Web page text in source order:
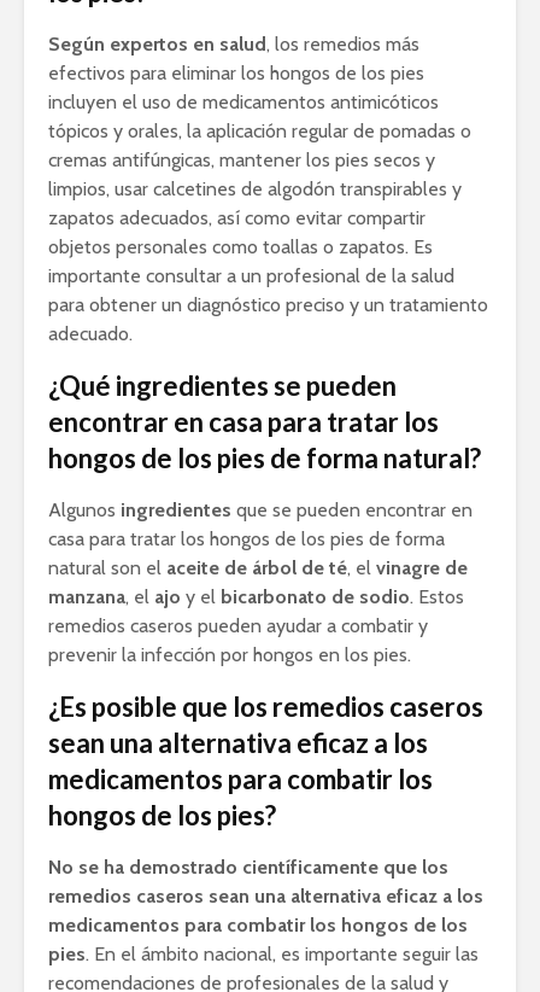
Según expertos en salud, los remedios más
efectivos para eliminar los hongos de los pies
incluyen el uso de medicamentos antimicóticos
tópicos y orales, la aplicación regular de pomadas o
cremas antifúngicas, mantener los pies secos y
limpios, usar calcetines de algodón transpirables y
zapatos adecuados, así como evitar compartir
objetos personales como toallas o zapatos. Es
importante consultar a un profesional de la salud
para obtener un diagnóstico preciso y un tratamiento
adecuado.
¿Qué ingredientes se pueden
encontrar en casa para tratar los
hongos de los pies de forma natural?
Algunos ingredientes que se pueden encontrar en
casa para tratar los hongos de los pies de forma
natural son el aceite de árbol de té, el vinagre de
manzana, el ajo y el bicarbonato de sodio. Estos
remedios caseros pueden ayudar a combatir y
prevenir la infección por hongos en los pies.
¿Es posible que los remedios caseros
sean una alternativa eficaz a los
medicamentos para combatir los
hongos de los pies?
No se ha demostrado científicamente que los
remedios caseros sean una alternativa eficaz a los
medicamentos para combatir los hongos de los
pies. En el ámbito nacional, es importante seguir las
recomendaciones de profesionales de la salud y